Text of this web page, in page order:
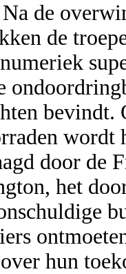
de
de
bevindt.
wordt
door de
het
hun